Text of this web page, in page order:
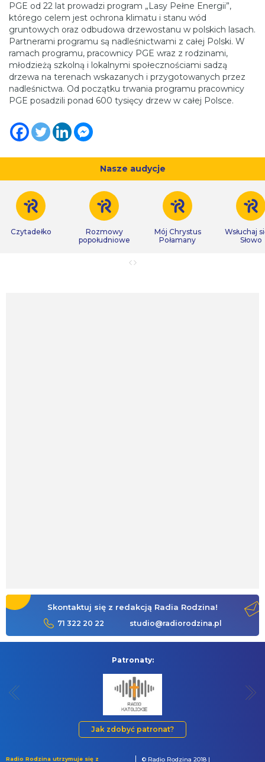
PGE od 22 lat prowadzi program „Lasy Pełne Energii”,
którego celem jest ochrona klimatu i stanu wód
gruntowych oraz odbudowa drzewostanu w polskich lasach.
Partnerami programu są nadleśnictwami z całej Polski. W
ramach programu, pracownicy PGE wraz z rodzinami,
młodzieżą szkolną i lokalnymi społecznościami sadzą
drzewa na terenach wskazanych i przygotowanych przez
nadleśnictwa. Od początku trwania programu pracownicy
PGE posadzili ponad 600 tysięcy drzew w całej Polsce.
Nasze audycje
Czytadełko
Rozmowy
popołudniowe
Mój Chrystus
Połamany
Wsłuchaj
Słowo
Skontaktuj się z redakcją Radia Rodzina!
71 322 20 22 studio@radiorodzina.pl
Patronaty:
Jak zdobyć patronat?
Radio Rodzina utrzymuje się z © Radio Rodzina 2018 |